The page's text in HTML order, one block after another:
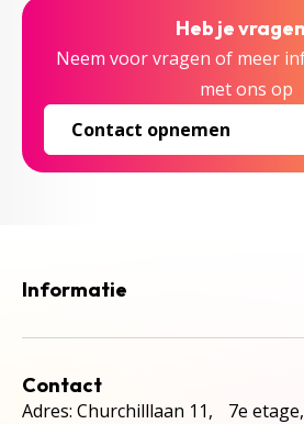
Heb je
Neem voor vragen of meer
met ons op
Contact opnemen
Informatie
Contact
Adres: Churchilllaan 11, 7e